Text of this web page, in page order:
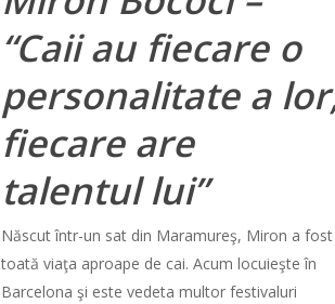
“Caii au fiecare o
personalitate a
fiecare are
talentul lui”
Născut într-un sat din Maramureş, Miron a fost
toată viaţa aproape de cai. Acum locuieşte în
Barcelona şi este vedeta multor festivaluri